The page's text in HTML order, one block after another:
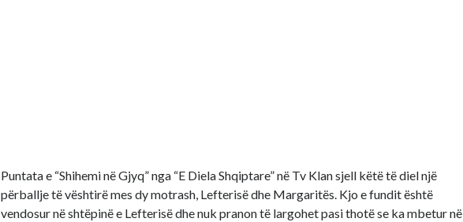
Puntata e “Shihemi në Gjyq” nga “E Diela Shqiptare” në Tv Klan sjell këtë të diel një
përballje të vështirë mes dy motrash, Lefterisë dhe Margaritës. Kjo e fundit është
vendosur në shtëpinë e Lefterisë dhe nuk pranon të largohet pasi thotë se ka mbetur në